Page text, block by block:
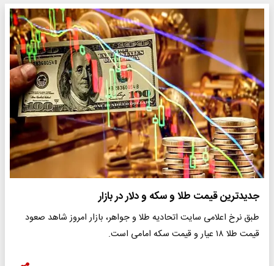
جدیدترین قیمت طلا و سکه و دلار در بازار
طبق نرخ اعلامی سایت اتحادیه طلا و جواهر، بازار امروز شاهد صعود
قیمت طلا ۱۸ عیار و قیمت سکه امامی است.